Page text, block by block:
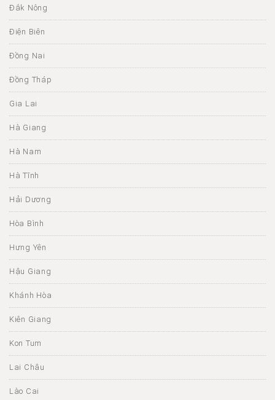
Đắk Nông
Điện Biên
Đồng Nai
Đồng Tháp
Gia Lai
Hà Giang
Hà Nam
Hà Tĩnh
Hải Dương
Hòa Bình
Hưng Yên
Hậu Giang
Khánh Hòa
Kiên Giang
Kon Tum
Lai Châu
Lào Cai